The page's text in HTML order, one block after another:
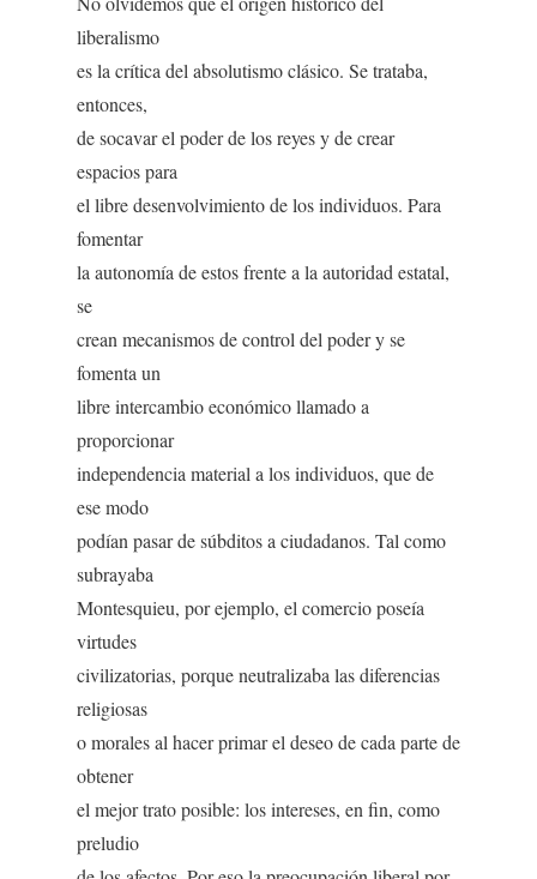
liberalismo
es la crítica del absolutismo clásico. Se trataba,
entonces,
de socavar el poder de los reyes y de crear
espacios para
el libre desenvolvimiento de los individuos. Para
fomentar
la autonomía de estos frente a la autoridad estatal,
se
crean mecanismos de control del poder y se
fomenta un
libre intercambio económico llamado a
proporcionar
independencia material a los individuos, que de
ese modo
podían pasar de súbditos a ciudadanos. Tal como
subrayaba
Montesquieu, por ejemplo, el comercio poseía
virtudes
civilizatorias, porque neutralizaba las diferencias
religiosas
o morales al hacer primar el deseo de cada parte de
obtener
el mejor trato posible: los intereses, en fin, como
preludio